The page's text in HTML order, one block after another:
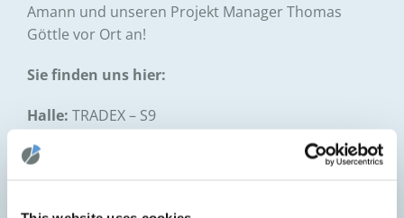
Amann und unseren Projekt ManagerThomas
Göttle vor Ort an!
Sie finden uns hier:
Halle: TRADEX – S9